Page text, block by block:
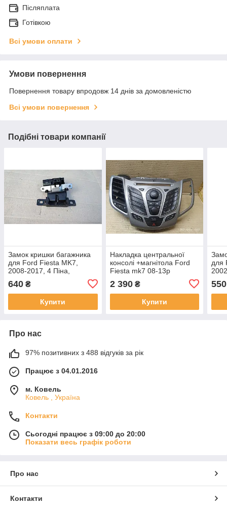
Післяплата
Готівкою
Всі умови оплати
Умови повернення
Повернення товару впродовж 14 днів за домовленістю
Всі умови повернення
Подібні товари компанії
Замок кришки багажника
для Ford Fiesta MK7,
2008-2017, 4 Піна,
640 ₴
Купити
Накладка центральної
консолі +магнітола Ford
Fiesta mk7 08-13р
8a6t18k811be
2 390₴
Купити
для
550
Про нас
97% позитивних з 488 відгуків за рік
Працює з 04.01.2016
м. Ковель
Ковель , Україна
Контакти
Сьогодні працює з 09:00 до 20:00
Показати весь графік роботи
Про нас
Контакти